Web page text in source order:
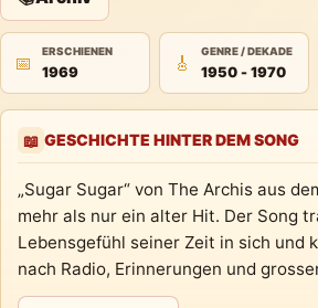
📅
ERSCHIENEN
1969 🎸
GENRE / DEKADE
1950 - 1970
📖 GESCHICHTE HINTER DEM SONG
„Sugar Sugar“ von The Archis aus
mehr als nur ein alter Hit. Der Song
Lebensgefühl seiner Zeit in sich und
nach Radio, Erinnerungen und